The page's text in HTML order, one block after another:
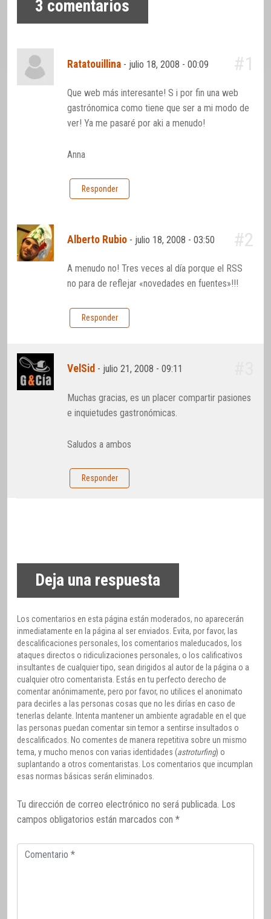
3 comentarios
Ratatouillina - julio 18, 2008 - 00:09 #1
Que web más interesante! S i por fin una web
gastrónomica como tiene que ser a mi modo de
ver! Ya me pasaré por aki a menudo!
Anna
Responder
Alberto Rubio - julio 18, 2008 - 03:50 #2
A menudo no! Tres veces al día porque el RSS
no para de reflejar «novedades en fuentes»!!!
Responder
VelSid - julio 21, 2008 - 09:11
Muchas gracias, es un placer compartir pasiones
e inquietudes gastronómicas.
Saludos a ambos
Responder
Deja una respuesta
Los comentarios en esta página están moderados, no aparecerán
inmediatamente en la página al ser enviados. Evita, por favor, las
descalificaciones personales, los comentarios maleducados, los
ataques directos o ridiculizaciones personales, o los calificativos
insultantes de cualquier tipo, sean dirigidos al autor de la página o a
cualquier otro comentarista. Estás en tu perfecto derecho de
comentar anónimamente, pero por favor, no utilices el anonimato
para decirles a las personas cosas que no les dirías en caso de
tenerlas delante. Intenta mantener un ambiente agradable en el que
las personas puedan comentar sin temor a sentirse insultados o
descalificados. No comentes de manera repetitiva sobre un mismo
tema, y mucho menos con varias identidades (astroturfing) o
suplantando a otros comentaristas. Los comentarios que incumplan
esas normas básicas serán eliminados.
Tu dirección de correo electrónico no será publicada. Los
campos obligatorios están marcados con *
Comentario